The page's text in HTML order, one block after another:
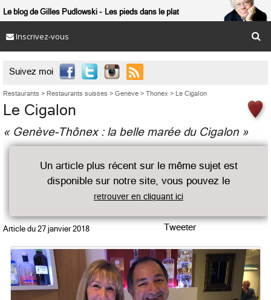
Le blog de Gilles Pudlowski Les pieds dans le plat
Inscrivez-vous
Suivez moi 
Restaurants > Restaurants suisses > Genève > Thonex > Le Cigalon
Le Cigalon
« Genève-Thônex : la belle marée du Cigalon »
Un article plus récent sur le même sujet est
disponible sur notre site, vous pouvez le
retrouver en cliquant ici
Article du 27 janvier 2018 Tweeter